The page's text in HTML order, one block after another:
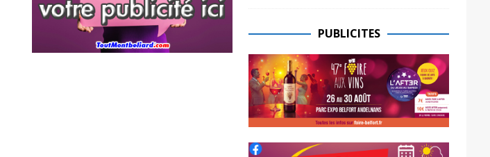
PUBLICITES